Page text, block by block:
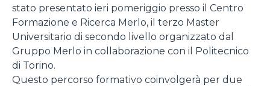
stato presentato ieri pomeriggio presso il Centro
Formazione e Ricerca Merlo, il terzo Master
Universitario di secondo livello organizzato dal
Gruppo Merlo in collaborazione con il Politecnico
di Torino.
Questo percorso formativo coinvolgerà per due